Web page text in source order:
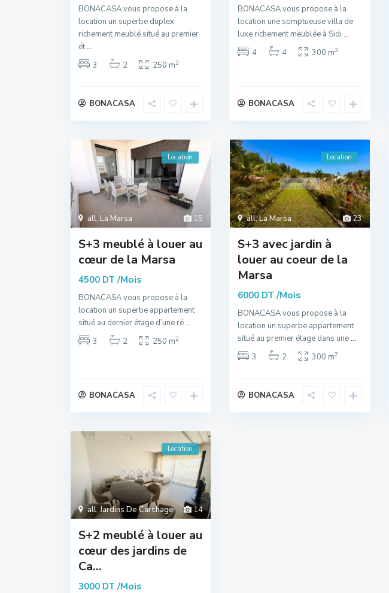
BONACASA vous propose à la
location un superbe duplex
richement meublé situé au premier
ét...
3
2 250 m2
BONACASA
BONACASA vous propose à la
location une somptueuse villa de
luxe richement meublée à Sidi ...
4
4 300 m2
BONACASA
15
all, La Marsa
Location
S+3 meublé à louer au
cœur de la Marsa
4500 DT /Mois
BONACASA vous propose à la
location un superbe appartement
situé au dernier étage d’une ré...
3
2 250 m2
BONACASA
23
all,La Marsa
Location
S+3 avec jardin à
louer au coeur de la
Marsa
6000 DT /Mois
BONACASA vous propose à la
location un superbe appartement
situé au premier étage dans une...
3
2 300 m2
BONACASA
14
all,Jardins De Carthage
Location
S+2 meublé à louer au
cœur des jardins de
Ca...
3000 DT /Mois